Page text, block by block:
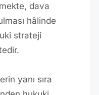
dava
hâlinde
strateji
yanı sıra